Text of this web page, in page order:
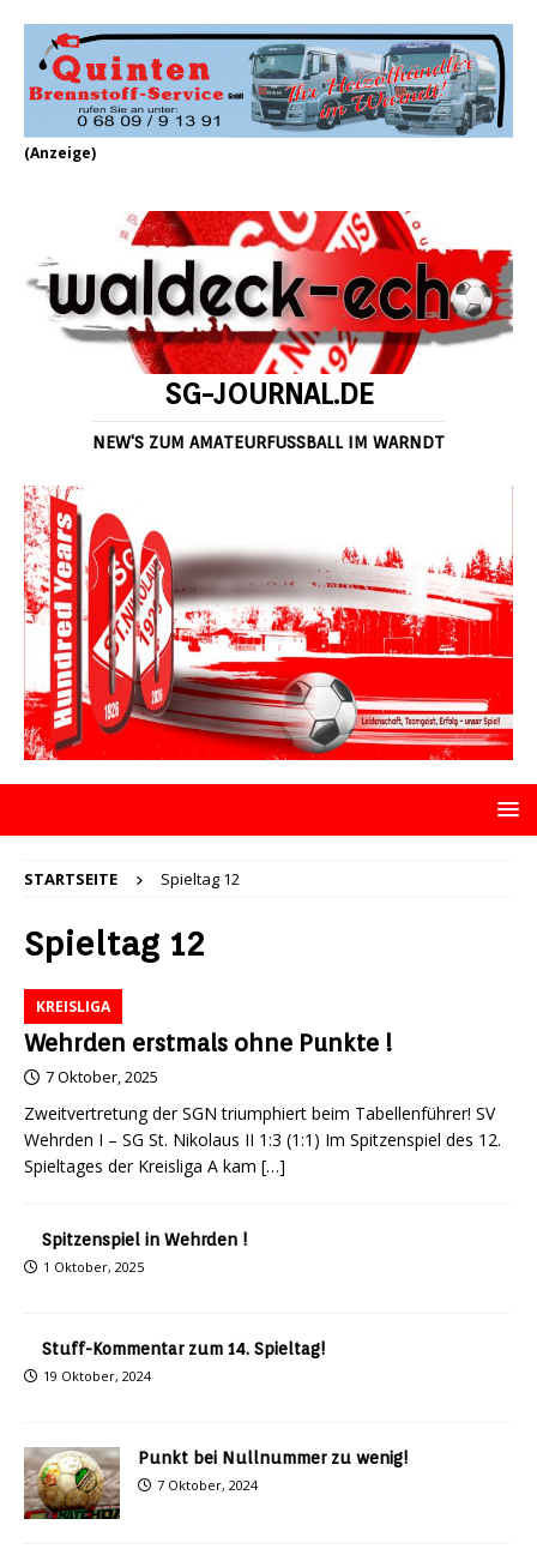
(Anzeige)
SG-JOURNAL.DE
NEW'S ZUM AMATEURFUSSBALL IM WARNDT
STARTSEITE Spieltag 12
Spieltag 12
KREISLIGA
Wehrden erstmals ohne Punkte !
7 Oktober, 2025
Zweitvertretung der SGN triumphiert beim Tabellenführer! SV
Wehrden I – SG St. Nikolaus II 1:3 (1:1) Im Spitzenspiel des 12.
Spieltages der Kreisliga A kam […]
Spitzenspiel in Wehrden !
1 Oktober, 2025
Stuff-Kommentar zum 14. Spieltag!
19 Oktober, 2024
Punkt bei Nullnummer zu wenig!
7 Oktober, 2024